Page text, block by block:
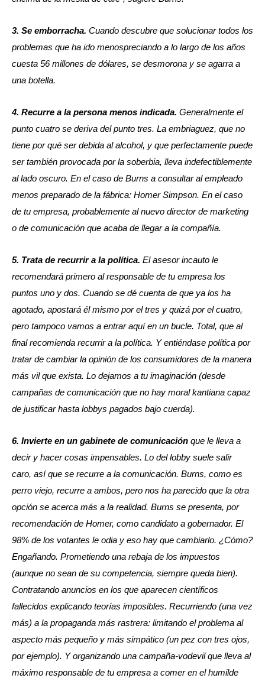
3. Se emborracha. Cuando descubre que solucionar todos los
problemas que ha ido menospreciando a lo largo de los años
cuesta 56 millones de dólares, se desmorona y se agarra a
una botella.
4. Recurre a la persona menos indicada. Generalmente el
punto cuatro se deriva del punto tres. La embriaguez, que no
tiene por qué ser debida al alcohol, y que perfectamente puede
ser también provocada por la soberbia, lleva indefectiblemente
al lado oscuro. En el caso de Burns a consultar al empleado
menos preparado de la fábrica: Homer Simpson. En el caso
de tu empresa, probablemente al nuevo director de marketing
o de comunicación que acaba de llegar a la compañía.
5. Trata de recurrir a la política. El asesor incauto le
recomendará primero al responsable de tu empresa los
puntos uno y dos. Cuando se dé cuenta de que ya los ha
agotado, apostará él mismo por el tres y quizá por el cuatro,
pero tampoco vamos a entrar aquí en un bucle. Total, que al
final recomienda recurrir a la política. Y entiéndase política por
tratar de cambiar la opinión de los consumidores de la manera
más vil que exista. Lo dejamos a tu imaginación (desde
campañas de comunicación que no hay moral kantiana capaz
de justificar hasta lobbys pagados bajo cuerda).
6. Invierte en un gabinete de comunicación que le lleva a
decir y hacer cosas impensables. Lo del lobby suele salir
caro, así que se recurre a la comunicación. Burns, como es
perro viejo, recurre a ambos, pero nos ha parecido que la otra
opción se acerca más a la realidad. Burns se presenta, por
recomendación de Homer, como candidato a gobernador. El
98% de los votantes le odia y eso hay que cambiarlo. ¿Cómo?
Engañando. Prometiendo una rebaja de los impuestos
(aunque no sean de su competencia, siempre queda bien).
Contratando anuncios en los que aparecen científicos
fallecidos explicando teorías imposibles. Recurriendo (una vez
más) a la propaganda más rastrera: limitando el problema al
aspecto más pequeño y más simpático (un pez con tres ojos,
por ejemplo). Y organizando una campaña-vodevil que lleva al
máximo responsable de tu empresa a comer en el humilde